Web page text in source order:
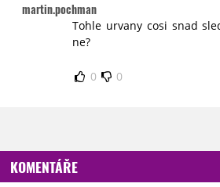
martin.pochman
Tohle urvany cosi snad
ne?
0 0
KOMENTÁŘE